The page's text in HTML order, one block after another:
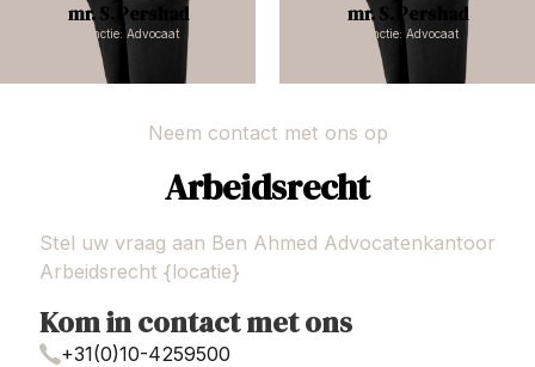
mr. S. Pershad
Functie: Advocaat
mr. S. Pershad
Functie: Advocaat
Neem contact met ons op
Arbeidsrecht
Stel uw vraag aan Ben Ahmed Advocatenkantoor
Arbeidsrecht {locatie}
Kom in contact met ons
+31(0)10-4259500